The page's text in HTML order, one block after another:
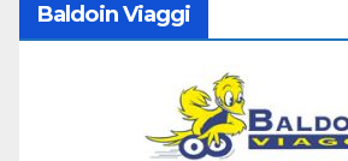
Baldoin Viaggi